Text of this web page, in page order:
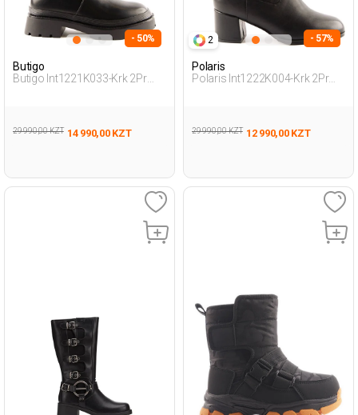
- 50%
Butigo
Butigo Int1221K033-Krk 2Pr
29 990,00 KZT 14 990,00 KZT
2 - 57%
Polaris
Polaris Int1222K004-Krk 2Pr
29 990,00 KZT 12 990,00 KZT